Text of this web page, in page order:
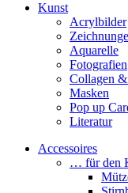
Kunst
Acrylbilder
Aquarelle
Fotografien
Collagen
Masken
Pop up
Literatur
Accessoires
… für den